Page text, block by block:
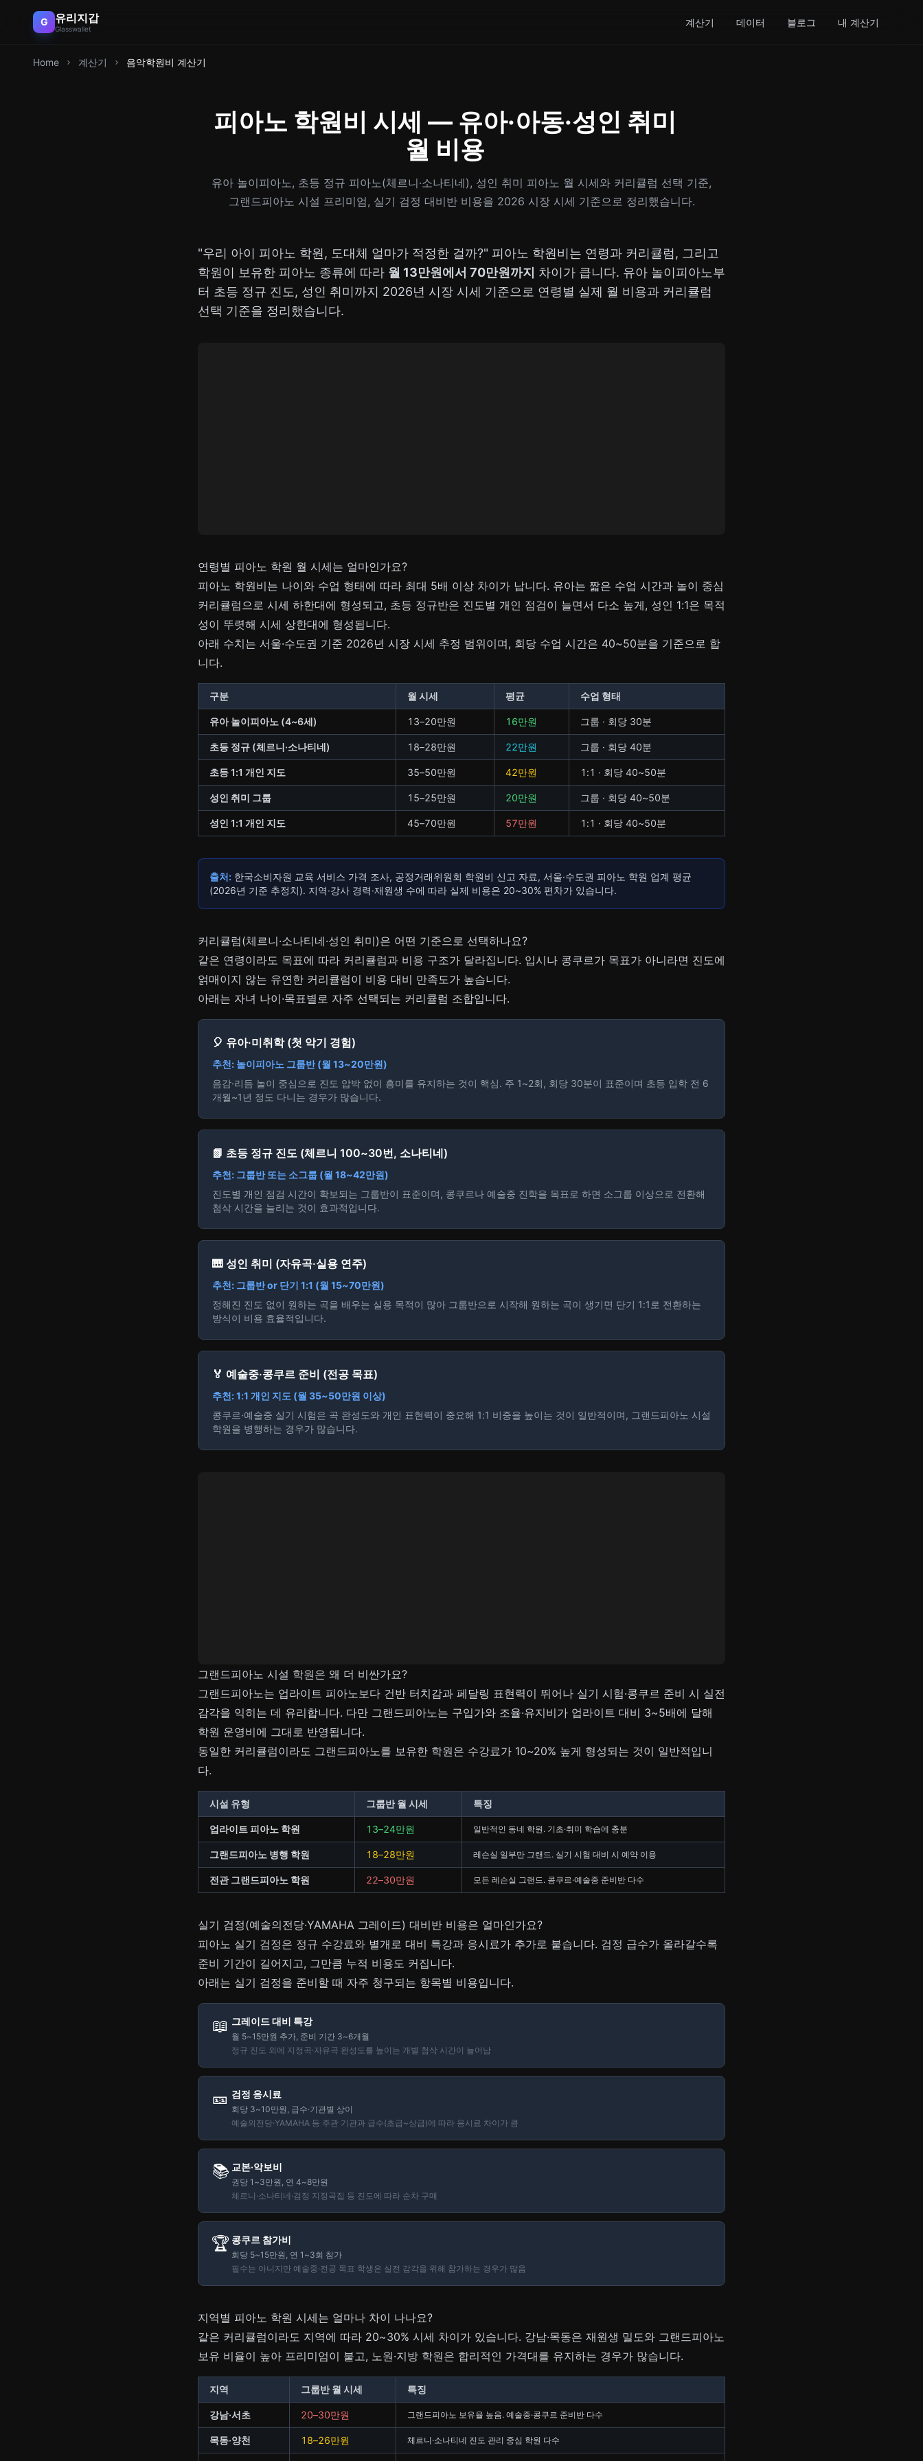
G 유리지갑
Glasswallet
계산기 데이터 블로그 내 계산기
Home 계산기 음악학원비 계산기
피아노 학원비 시세 — 유아·아동·성인 취미
월 비용
유아 놀이피아노, 초등 정규 피아노(체르니·소나티네), 성인 취미 피아노 월 시세와 커리큘럼 선택 기준,
그랜드피아노 시설 프리미엄, 실기 검정 대비반 비용을 2026 시장 시세 기준으로 정리했습니다.
"우리 아이 피아노 학원, 도대체 얼마가 적정한 걸까?" 피아노 학원비는 연령과 커리큘럼, 그리고
학원이 보유한 피아노 종류에 따라 월 13만원에서 70만원까지 차이가 큽니다. 유아 놀이피아노부
터 초등 정규 진도, 성인 취미까지 2026년 시장 시세 기준으로 연령별 실제 월 비용과 커리큘럼
선택 기준을 정리했습니다.
연령별 피아노 학원 월 시세는 얼마인가요?
피아노 학원비는 나이와 수업 형태에 따라 최대 5배 이상 차이가 납니다. 유아는 짧은 수업 시간과 놀이 중심
커리큘럼으로 시세 하한대에 형성되고, 초등 정규반은 진도별 개인 점검이 늘면서 다소 높게, 성인 1:1은 목적
성이 뚜렷해 시세 상한대에 형성됩니다.
아래 수치는 서울·수도권 기준 2026년 시장 시세 추정 범위이며, 회당 수업 시간은 40~50분을 기준으로 합
니다.
구분 월 시세 평균 수업 형태
유아 놀이피아노 (4~6세) 13–20만원 16만원 그룹 · 회당 30분
초등 정규 (체르니·소나티네) 18–28만원 22만원 그룹 · 회당 40분
초등 1:1 개인 지도 35–50만원 42만원 1:1 · 회당 40~50분
성인 취미 그룹 15–25만원 20만원 그룹 · 회당 40~50분
성인 1:1 개인 지도 45–70만원 57만원 1:1 · 회당 40~50분
출처: 한국소비자원 교육 서비스 가격 조사, 공정거래위원회 학원비 신고 자료, 서울·수도권 피아노 학원 업계 평균
(2026년 기준 추정치). 지역·강사 경력·재원생 수에 따라 실제 비용은 20~30% 편차가 있습니다.
커리큘럼(체르니·소나티네·성인 취미)은 어떤 기준으로 선택하나요?
같은 연령이라도 목표에 따라 커리큘럼과 비용 구조가 달라집니다. 입시나 콩쿠르가 목표가 아니라면 진도에
얽매이지 않는 유연한 커리큘럼이 비용 대비 만족도가 높습니다.
아래는 자녀 나이·목표별로 자주 선택되는 커리큘럼 조합입니다.
🎈 유아·미취학 (첫 악기 경험)
추천: 놀이피아노 그룹반 (월 13~20만원)
음감·리듬 놀이 중심으로 진도 압박 없이 흥미를 유지하는 것이 핵심. 주 1~2회, 회당 30분이 표준이며 초등 입학 전 6
개월~1년 정도 다니는 경우가 많습니다.
📗 초등 정규 진도 (체르니 100~30번, 소나티네)
추천: 그룹반 또는 소그룹 (월 18~42만원)
진도별 개인 점검 시간이 확보되는 그룹반이 표준이며, 콩쿠르나 예술중 진학을 목표로 하면 소그룹 이상으로 전환해
첨삭 시간을 늘리는 것이 효과적입니다.
🎹 성인 취미 (자유곡·실용 연주)
추천: 그룹반 or 단기 1:1 (월 15~70만원)
정해진 진도 없이 원하는 곡을 배우는 실용 목적이 많아 그룹반으로 시작해 원하는 곡이 생기면 단기 1:1로 전환하는
방식이 비용 효율적입니다.
🏅 예술중·콩쿠르 준비 (전공 목표)
추천: 1:1 개인 지도 (월 35~50만원 이상)
콩쿠르·예술중 실기 시험은 곡 완성도와 개인 표현력이 중요해 1:1 비중을 높이는 것이 일반적이며, 그랜드피아노 시설
학원을 병행하는 경우가 많습니다.
그랜드피아노 시설 학원은 왜 더 비싼가요?
그랜드피아노는 업라이트 피아노보다 건반 터치감과 페달링 표현력이 뛰어나 실기 시험·콩쿠르 준비 시 실전
감각을 익히는 데 유리합니다. 다만 그랜드피아노는 구입가와 조율·유지비가 업라이트 대비 3~5배에 달해
학원 운영비에 그대로 반영됩니다.
동일한 커리큘럼이라도 그랜드피아노를 보유한 학원은 수강료가 10~20% 높게 형성되는 것이 일반적입니
다.
시설 유형 그룹반 월 시세 특징
업라이트 피아노 학원 13–24만원 일반적인 동네 학원. 기초·취미 학습에 충분
그랜드피아노 병행 학원 18–28만원 레슨실 일부만 그랜드. 실기 시험 대비 시 예약 이용
전관 그랜드피아노 학원 22–30만원 모든 레슨실 그랜드. 콩쿠르·예술중 준비반 다수
실기 검정(예술의전당·YAMAHA 그레이드) 대비반 비용은 얼마인가요?
피아노 실기 검정은 정규 수강료와 별개로 대비 특강과 응시료가 추가로 붙습니다. 검정 급수가 올라갈수록
준비 기간이 길어지고, 그만큼 누적 비용도 커집니다.
아래는 실기 검정을 준비할 때 자주 청구되는 항목별 비용입니다.
📖 그레이드 대비 특강
월 5~15만원 추가, 준비 기간 3~6개월
정규 진도 외에 지정곡·자유곡 완성도를 높이는 개별 첨삭 시간이 늘어남
🎫 검정 응시료
회당 3~10만원, 급수·기관별 상이
예술의전당·YAMAHA 등 주관 기관과 급수(초급~상급)에 따라 응시료 차이가 큼
📚 교본·악보비
권당 1~3만원, 연 4~8만원
체르니·소나티네·검정 지정곡집 등 진도에 따라 순차 구매
🏆 콩쿠르 참가비
회당 5~15만원, 연 1~3회 참가
필수는 아니지만 예술중·전공 목표 학생은 실전 감각을 위해 참가하는 경우가 많음
지역별 피아노 학원 시세는 얼마나 차이 나나요?
같은 커리큘럼이라도 지역에 따라 20~30% 시세 차이가 있습니다. 강남·목동은 재원생 밀도와 그랜드피아노
보유 비율이 높아 프리미엄이 붙고, 노원·지방 학원은 합리적인 가격대를 유지하는 경우가 많습니다.
지역 그룹반 월 시세 특징
강남·서초 20–30만원 그랜드피아노 보유율 높음. 예술중·콩쿠르 준비반 다수
목동·양천 18–26만원 체르니·소나티네 진도 관리 중심 학원 다수